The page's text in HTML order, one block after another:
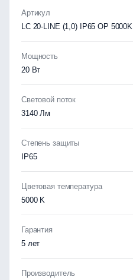
Артикул
LC 20-LINE (1,0) IP65 OP 5000K
Мощность
20 Вт
Световой поток
3140 Лм
Степень защиты
IP65
Цветовая температура
5000 K
Гарантия
5 лет
Производитель